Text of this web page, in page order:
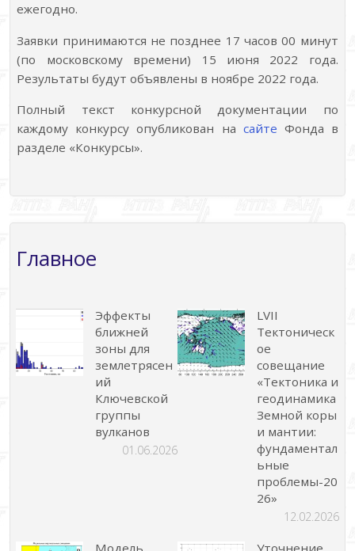
ежегодно.
Заявки принимаются не позднее 17 часов 00 минут
(по московскому времени) 15 июня 2022 года.
Результаты будут объявлены в ноябре 2022 года.
Полный текст конкурсной документации по
каждому конкурсу опубликован на сайте Фонда в
разделе «Конкурсы».
Главное
Эффекты
ближней
зоны для
землетрясен
ий
Ключевской
группы
вулканов
01.06.2026
LVII
Тектоническ
ое
совещание
«Тектоника и
геодинамика
Земной коры
и мантии:
фундаментал
ьные
проблемы-20
26»
12.02.2026
Модель Уточнение